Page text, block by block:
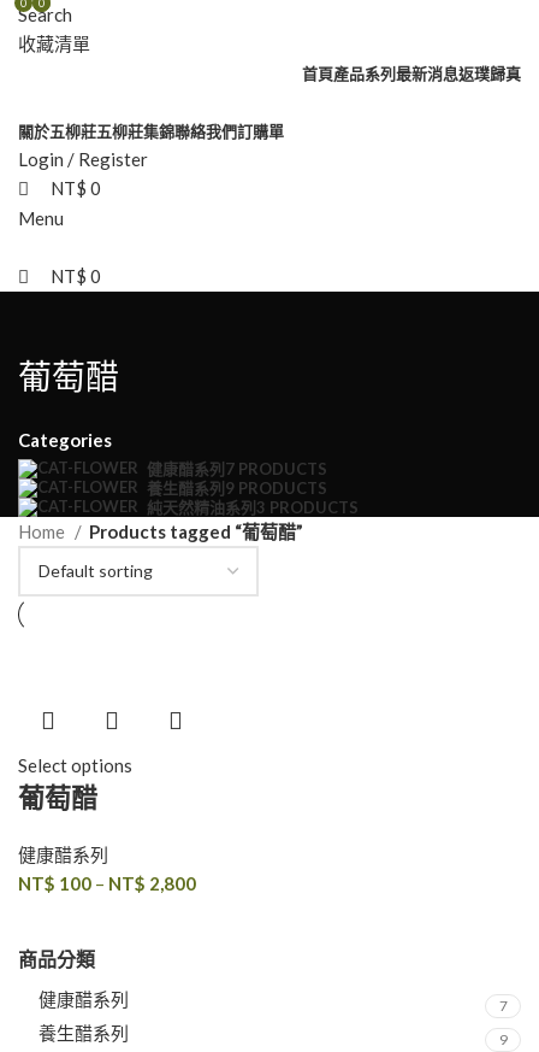
Search
收藏清單
首頁產品系列最新消息返璞歸真
關於五柳莊五柳莊集錦聯絡我們訂購單
Login / Register
0
NT$ 0
Menu
0
NT$ 0
葡萄醋
Categories
健康醋系列7 PRODUCTS
養生醋系列9 PRODUCTS
純天然精油系列3 PRODUCTS
商品分類
健康醋系列 7
養生醋系列 9
Home Products tagged “葡萄醋”
Select options
葡萄醋
健康醋系列
NT$ 100 – NT$ 2,800
0